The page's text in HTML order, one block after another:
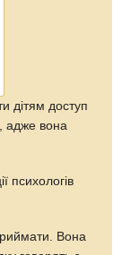
дітям доступ
адже вона
психологів
Вона